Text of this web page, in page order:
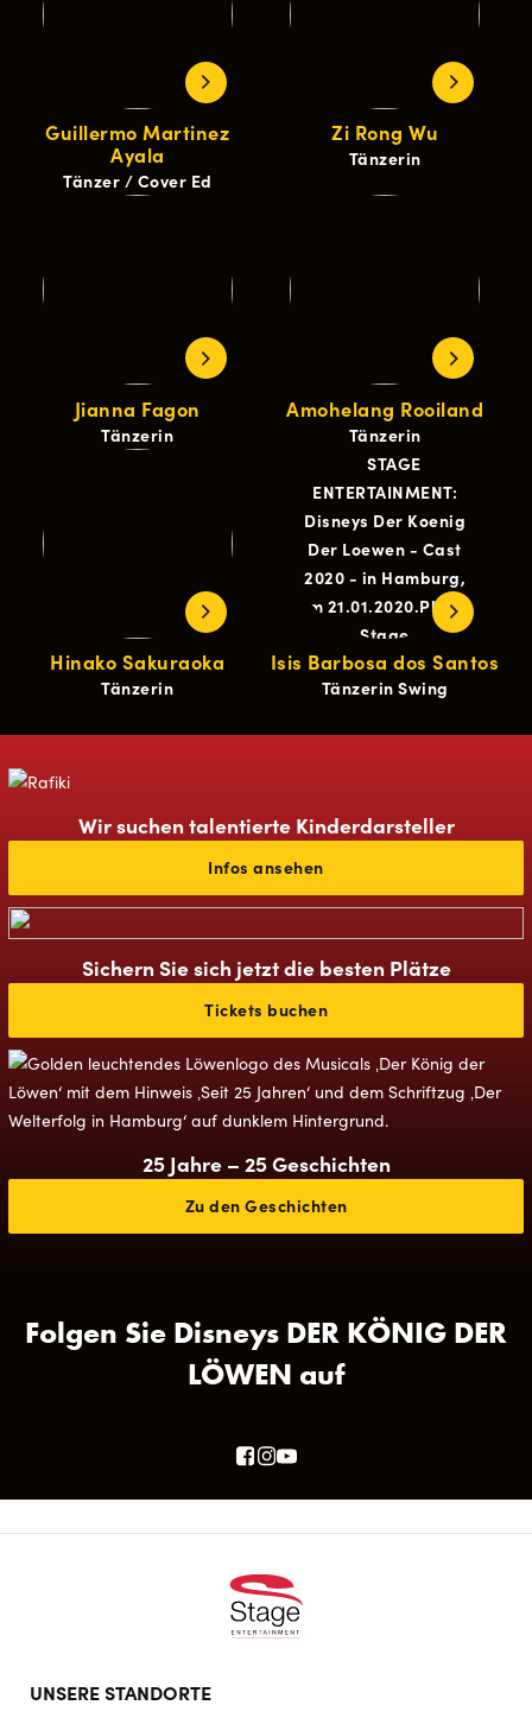
Guillermo Martinez
Ayala
Tänzer / Cover Ed
Zi Rong Wu
Tänzerin
Jianna Fagon
Tänzerin
Amohelang Rooiland
Tänzerin
Hinako Sakuraoka
Tänzerin
Isis Barbosa dos Santos
Tänzerin Swing
Wir suchen talentierte Kinderdarsteller
Infos ansehen
Sichern Sie sich jetzt die besten Plätze
Tickets buchen
25 Jahre – 25 Geschichten
Zu den Geschichten
Folgen Sie Disneys DER KÖNIG DER
LÖWEN auf
doormat
UNSERE STANDORTE